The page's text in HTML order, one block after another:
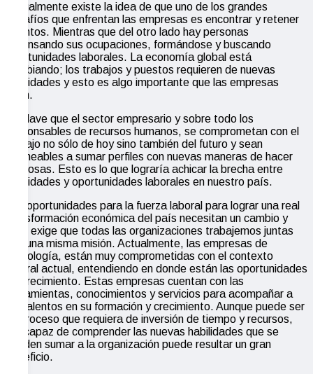
Actualmente existe la idea de que uno de los grandes
desafíos que enfrentan las empresas es encontrar y retener
talentos. Mientras que del otro lado hay personas
repensando sus ocupaciones, formándose y buscando
oportunidades laborales. La economía global está
cambiando; los trabajos y puestos requieren de nuevas
habilidades y esto es algo importante que las empresas
vean.
Es clave que el sector empresario y sobre todo los
responsables de recursos humanos, se comprometan con el
trabajo no sólo de hoy sino también del futuro y sean
permeables a sumar perfiles con nuevas maneras de hacer
las cosas. Esto es lo que lograría achicar la brecha entre
habilidades y oportunidades laborales en nuestro país.
Las oportunidades para la fuerza laboral para lograr una real
transformación económica del país necesitan un cambio y
esto exige que todas las organizaciones trabajemos juntas
con una misma misión. Actualmente, las empresas de
tecnología, están muy comprometidas con el contexto
laboral actual, entendiendo en donde están las oportunidades
de crecimiento. Estas empresas cuentan con las
herramientas, conocimientos y servicios para acompañar a
los talentos en su formación y crecimiento. Aunque puede ser
un proceso que requiera de inversión de tiempo y recursos,
ser capaz de comprender las nuevas habilidades que se
pueden sumar a la organización puede resultar un gran
beneficio.